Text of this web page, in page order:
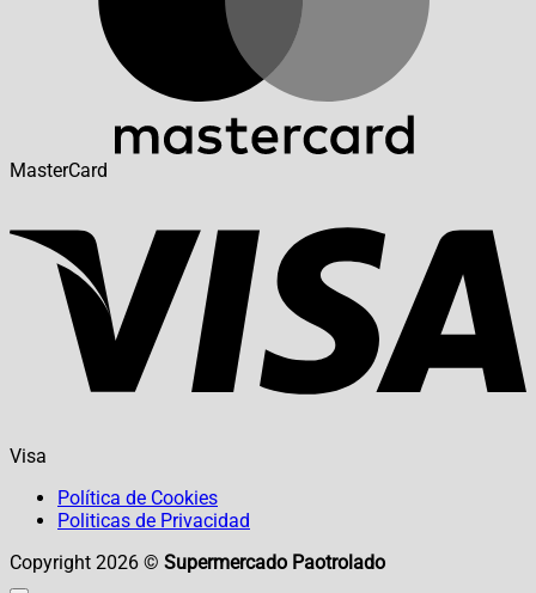
MasterCard
Visa
Política de Cookies
Politicas de Privacidad
Copyright 2026 © Supermercado Paotrolado